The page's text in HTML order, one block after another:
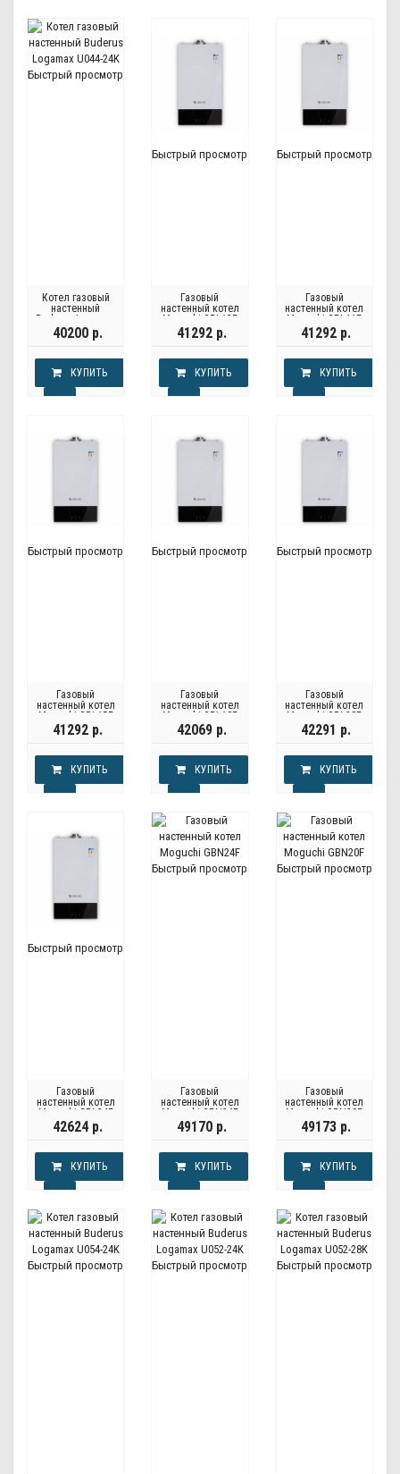
Быстрый просмотр
Котел газовый
настенный
Buderus Logamax
U044-24K
40200 р.
КУПИТЬ
Быстрый просмотр
Газовый
настенный котел
Moguchi GBL13F
41292 р.
КУПИТЬ
Быстрый просмотр
Газовый
настенный котел
Moguchi GBL11F
41292 р.
КУПИТЬ
Быстрый просмотр
Газовый
настенный котел
Moguchi GBL15F
41292 р.
КУПИТЬ
Быстрый просмотр
Газовый
настенный котел
Moguchi GBL18F
42069 р.
КУПИТЬ
Быстрый просмотр
Газовый
настенный котел
Moguchi GBL20F
42291 р.
КУПИТЬ
Быстрый просмотр
Газовый
настенный котел
Moguchi GBL24F
42624 р.
КУПИТЬ
Быстрый просмотр
Газовый
настенный котел
Moguchi GBN24F
49170 р.
КУПИТЬ
Быстрый просмотр
Газовый
настенный котел
Moguchi GBN20F
49173 р.
КУПИТЬ
Быстрый просмотр Быстрый просмотр Быстрый просмотр